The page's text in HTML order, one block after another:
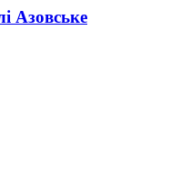
Азовське